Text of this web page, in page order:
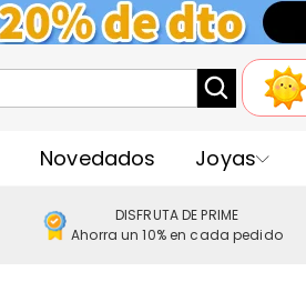
Novedados Joyas
DISFRUTA DE PRIME
Ahorra un 10% en cada pedido